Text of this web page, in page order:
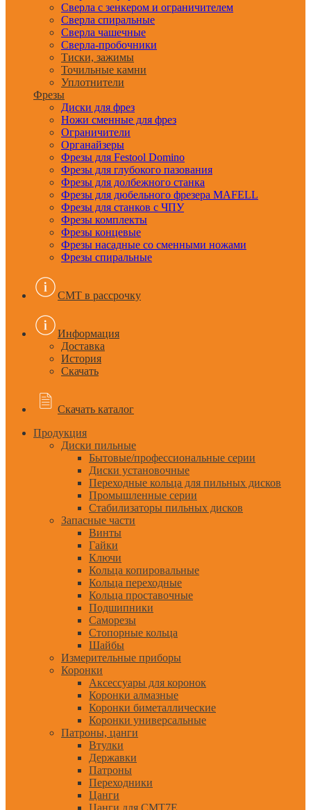
Сверла с зенкером и ограничителем
Сверла спиральные
Сверла чашечные
Сверла-пробочники
Тиски, зажимы
Точильные камни
Уплотнители
Фрезы
Диски для фрез
Ножи сменные для фрез
Ограничители
Органайзеры
Фрезы для Festool Domino
Фрезы для глубокого пазования
Фрезы для долбежного станка
Фрезы для дюбельного фрезера MAFELL
Фрезы для станков с ЧПУ
Фрезы комплекты
Фрезы концевые
Фрезы насадные со сменными ножами
Фрезы спиральные
CMT в рассрочку
Информация
Доставка
История
Скачать
Скачать каталог
Продукция
Диски пильные
Бытовые/профессиональные серии
Диски установочные
Переходные кольца для пильных дисков
Промышленные серии
Стабилизаторы пильных дисков
Запасные части
Винты
Гайки
Ключи
Кольца копировальные
Кольца переходные
Кольца проставочные
Подшипники
Саморезы
Стопорные кольца
Шайбы
Измерительные приборы
Коронки
Аксессуары для коронок
Коронки алмазные
Коронки биметаллические
Коронки универсальные
Патроны, цанги
Втулки
Державки
Патроны
Переходники
Цанги
Цанги для CMT7E